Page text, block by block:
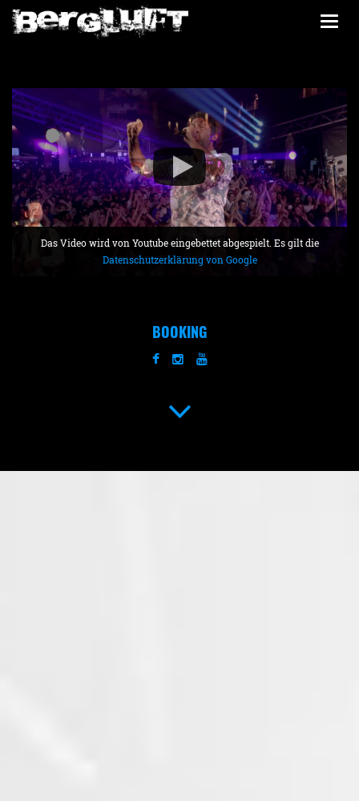
Das Video wird von Youtube eingebettet abgespielt. Es gilt die
Datenschutzerklärung von Google
BOOKING